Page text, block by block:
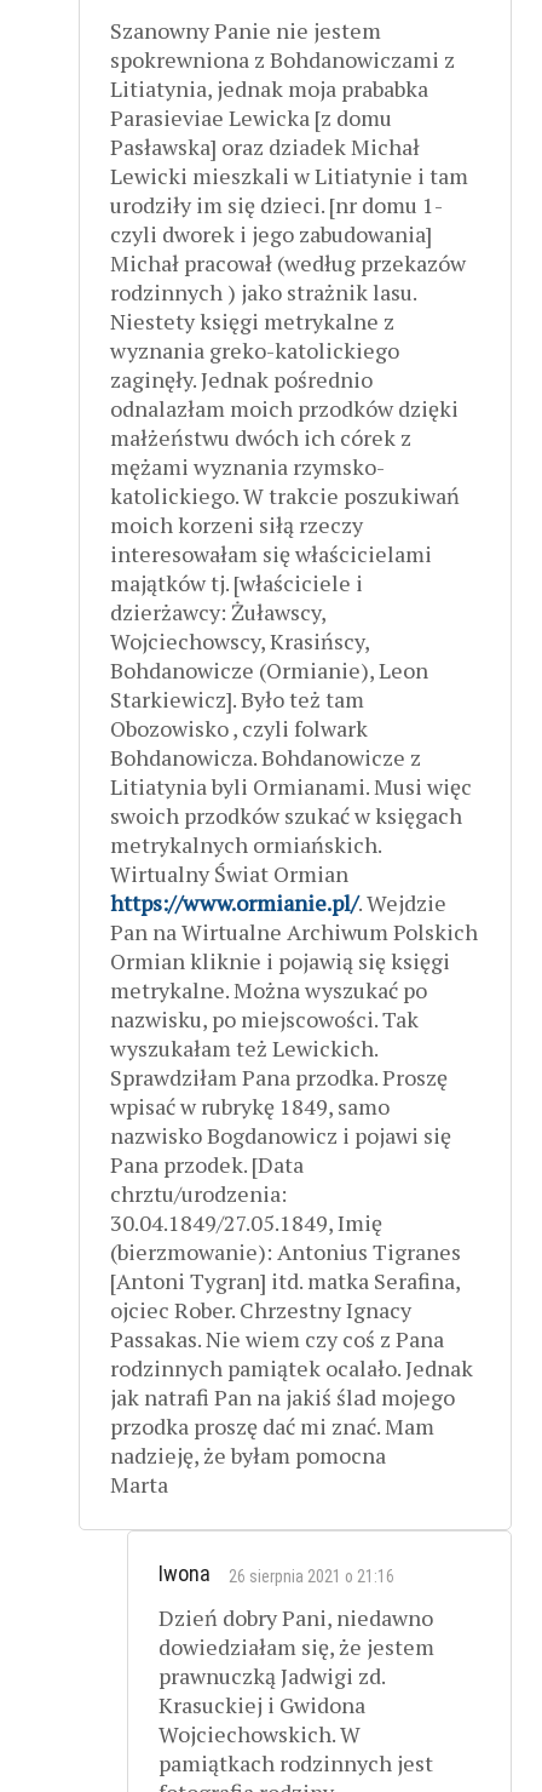
Szanowny Panie nie jestem
spokrewniona z Bohdanowiczami z
Litiatynia, jednak moja prababka
Parasieviae Lewicka [z domu
Pasławska] oraz dziadek Michał
Lewicki mieszkali w Litiatynie i tam
urodziły im się dzieci. [nr domu 1-
czyli dworek i jego zabudowania]
Michał pracował (według przekazów
rodzinnych ) jako strażnik lasu.
Niestety księgi metrykalne z
wyznania greko-katolickiego
zaginęły. Jednak pośrednio
odnalazłam moich przodków dzięki
małżeństwu dwóch ich córek z
mężami wyznania rzymsko-
katolickiego. W trakcie poszukiwań
moich korzeni siłą rzeczy
interesowałam się właścicielami
majątków tj. [właściciele i
dzierżawcy: Żuławscy,
Wojciechowscy, Krasińscy,
Bohdanowicze (Ormianie), Leon
Starkiewicz]. Było też tam
Obozowisko , czyli folwark
Bohdanowicza. Bohdanowicze z
Litiatynia byli Ormianami. Musi więc
swoich przodków szukać w księgach
metrykalnych ormiańskich.
Wirtualny Świat Ormian
https://www.ormianie.pl/. Wejdzie
Pan na Wirtualne Archiwum Polskich
Ormian kliknie i pojawią się księgi
metrykalne. Można wyszukać po
nazwisku, po miejscowości. Tak
wyszukałam też Lewickich.
Sprawdziłam Pana przodka. Proszę
wpisać w rubrykę 1849, samo
nazwisko Bogdanowicz i pojawi się
Pana przodek. [Data
chrztu/urodzenia:
30.04.1849/27.05.1849, Imię
(bierzmowanie): Antonius Tigranes
[Antoni Tygran] itd. matka Serafina,
ojciec Rober. Chrzestny Ignacy
Passakas. Nie wiem czy coś z Pana
rodzinnych pamiątek ocalało. Jednak
jak natrafi Pan na jakiś ślad mojego
przodka proszę dać mi znać. Mam
nadzieję, że byłam pomocna
Marta
Iwona 26 sierpnia 2021 o 21:16
Dzień dobry Pani, niedawno
dowiedziałam się, że jestem
prawnuczką Jadwigi zd.
Krasuckiej i Gwidona
Wojciechowskich. W
pamiątkach rodzinnych jest